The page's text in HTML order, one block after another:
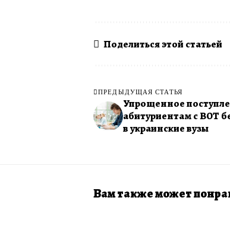
Поделиться этой статьей
ПРЕДЫДУЩАЯ СТАТЬЯ
Упрощенное
абитуриентам с ВОТ
в украинские вузы
Вам также может